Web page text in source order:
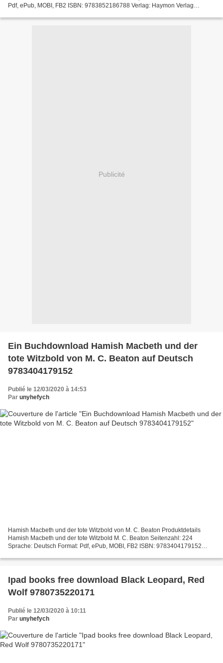
Pdf, ePub, MOBI, FB2 ISBN: 9783852186788 Verlag: Haymon Verlag
Publicité
Ein Buchdownload Hamish Macbeth und der
tote Witzbold von M. C. Beaton auf Deutsch
9783404179152
Publié le 12/03/2020 à 14:53
Par unyhefych
Hamish Macbeth und der tote Witzbold von M. C. Beaton Produktdetails
Hamish Macbeth und der tote Witzbold M. C. Beaton Seitenzahl: 224
Sprache: Deutsch Format: Pdf, ePub, MOBI, FB2 ISBN: 9783404179152
Ipad books free download Black Leopard, Red
Wolf 9780735220171
Publié le 12/03/2020 à 10:11
Par unyhefych